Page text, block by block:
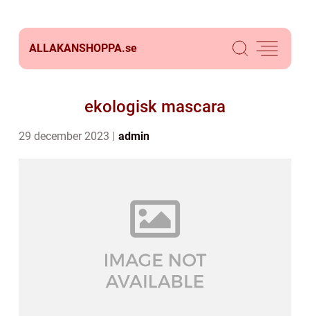
ALLAKANSHOPPA.se
ekologisk mascara
29 december 2023 admin